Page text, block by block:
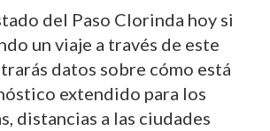
del Paso Clorinda hoy si
un viaje a través de este
datos sobre cómo está
extendido para los
distancias a las ciudades